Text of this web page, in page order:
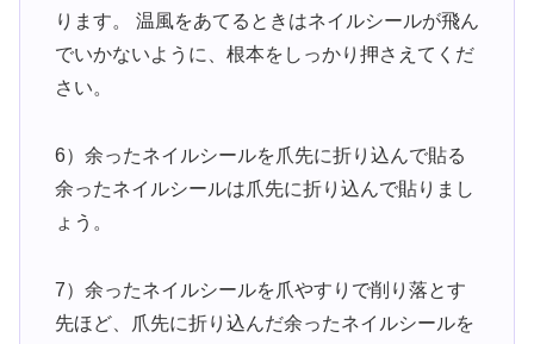
ります。 温風をあてるときはネイルシールが飛ん
でいかないように、根本をしっかり押さえてくだ
さい。
6）余ったネイルシールを爪先に折り込んで貼る
余ったネイルシールは爪先に折り込んで貼りまし
ょう。
7）余ったネイルシールを爪やすりで削り落とす
先ほど、爪先に折り込んだ余ったネイルシールを